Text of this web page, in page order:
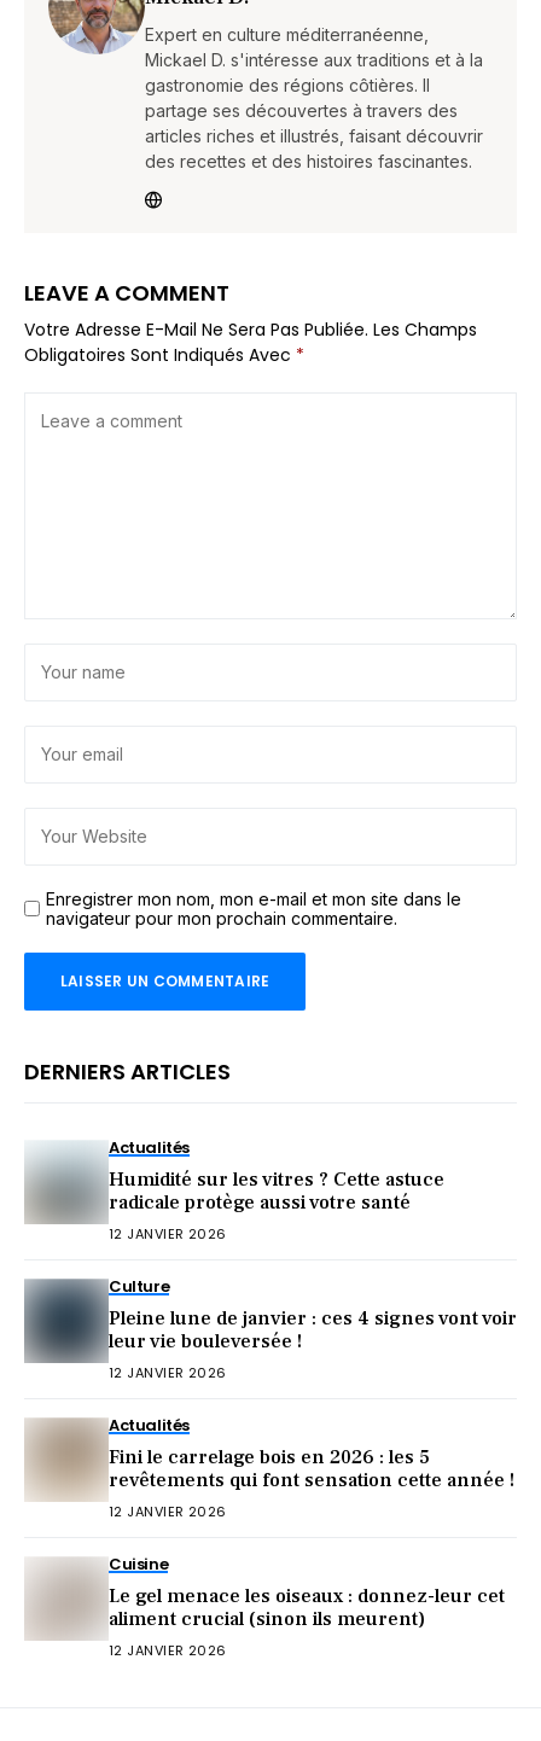
Expert en culture méditerranéenne,
Mickael D. s'intéresse aux traditions et à la
gastronomie des régions côtières. Il
partage ses découvertes à travers des
articles riches et illustrés, faisant découvrir
des recettes et des histoires fascinantes.
LEAVE A COMMENT
Votre Adresse E-Mail Ne Sera Pas Publiée. Les Champs
Obligatoires Sont Indiqués Avec *
Enregistrer mon nom, mon e-mail et mon site dans le
navigateur pour mon prochain commentaire.
DERNIERS ARTICLES
Actualités
Humidité sur les vitres ? Cette astuce
radicale protège aussi votre santé
12 JANVIER 2026
Culture
Pleine lune de janvier : ces 4 signes vont voir
leur vie bouleversée !
12 JANVIER 2026
Actualités
Fini le carrelage bois en 2026 : les 5
revêtements qui font sensation cette année !
12 JANVIER 2026
Cuisine
Le gel menace les oiseaux : donnez-leur cet
aliment crucial (sinon ils meurent)
12 JANVIER 2026